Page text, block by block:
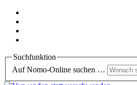
Suchfunktion
Auf Nomo-Online suchen …